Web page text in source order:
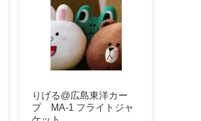
りげる@広島東洋カー
プ MA-1 フライトジャ